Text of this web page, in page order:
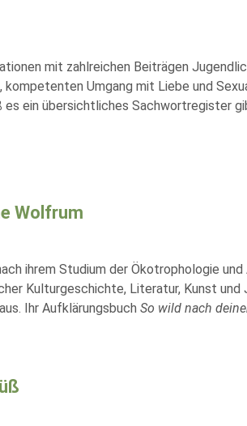
mit zahlreichen Beiträgen
Umgang mit Liebe und
ein übersichtliches Sachwortregister
Wolfrum
ihrem Studium der Ökotrophologie
Kulturgeschichte, Literatur, Kunst
Ihr Aufklärungsbuch So wild nach